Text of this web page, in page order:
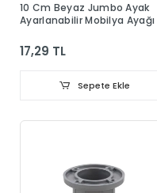
10 Cm Beyaz Jumbo Ayak
Ayarlanabilir Mobilya Ayağı
17,29 TL
Sepete Ekle